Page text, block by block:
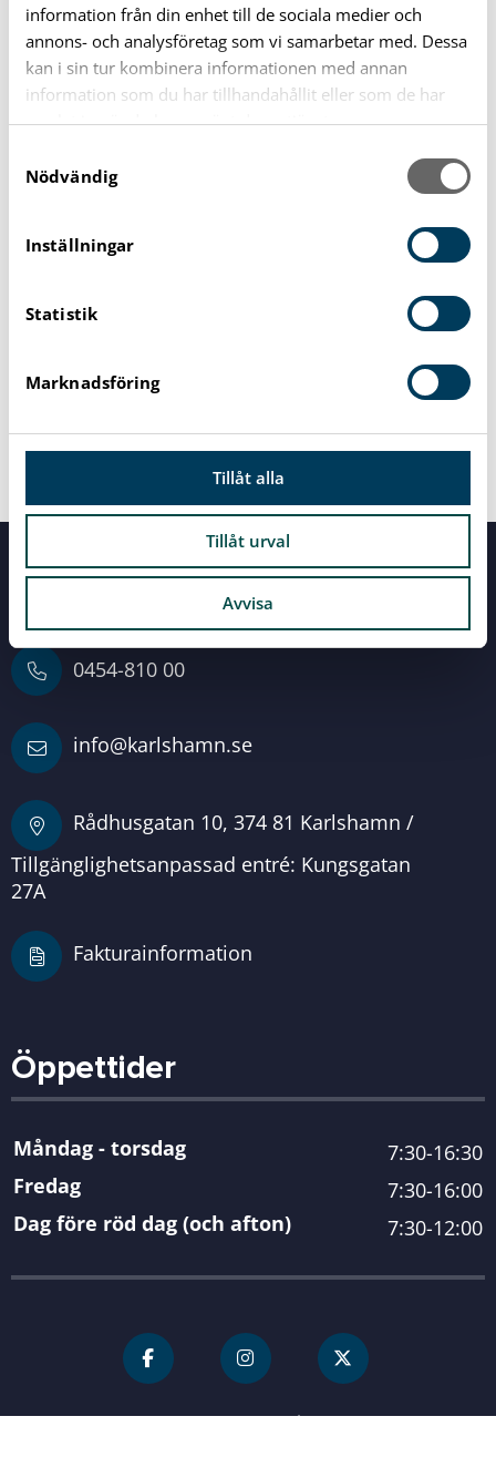
information från din enhet till de sociala medier och
annons- och analysföretag som vi samarbetar med. Dessa
kan i sin tur kombinera informationen med annan
information som du har tillhandahållit eller som de har
samlat in när du har använt deras tjänster.
Nödvändig
Inställningar
Statistik
Marknadsföring
Tillåt alla
Tillåt urval
Avvisa
Felanmälan eller lämna synpunkter
Press och media
Sök politiker
Lämna ett Karlshamnsförslag
Skicka säker e-post
DELA:
Skriv ut sidan
Servicecenter Vid alla dina frågor
0454-810 00
info@karlshamn.se
Rådhusgatan 10, 374 81 Karlshamn /
Tillgänglighetsanpassad entré: Kungsgatan
27A
Fakturainformation
Öppettider
Måndag - torsdag
7:30-16:30
Fredag
7:30-16:00
Dag före röd dag (och afton)
7:30-12:00
För personal